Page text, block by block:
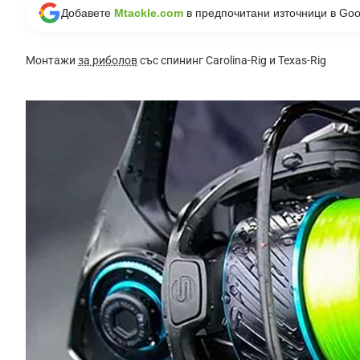
Добавете Mtackle.com в предпочитани източници в
Монтажи за риболовсъс спининг Carolina-Rig и Texas-Rig